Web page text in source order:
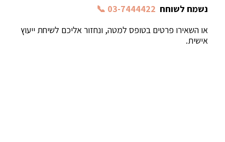
נשמח לשוחח 03-7444422 📞
או השאירו פרטים בטופס למטה, ונחזור אליכם לשיחת ייעוץ
אישית.